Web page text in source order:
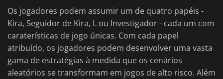
Os jogadores podem assumir um de quatro papéis -
Kira, Seguidor de Kira, L ou Investigador - cada um com
caraterísticas de jogo únicas. Com cada papel
atribuído, os jogadores podem desenvolver uma vasta
gama de estratégias à medida que os cenários
aleatórios se transformam em jogos de alto risco. Além